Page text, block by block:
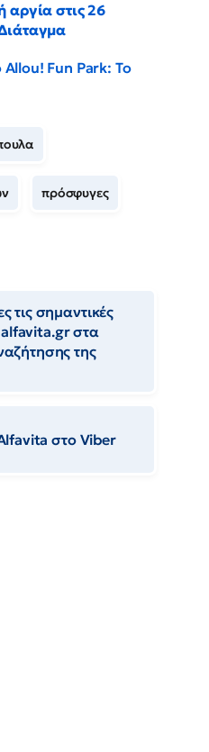
αργία στις 26
Allou! Fun Park: Το
πρόσφυγες
τις σημαντικές
alfavita.gr στα
της
στο Viber